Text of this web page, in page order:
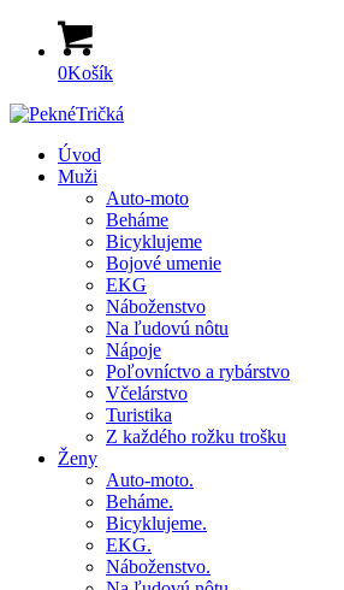
0Košík
Úvod
Muži
Auto-moto
Beháme
Bicyklujeme
Bojové umenie
EKG
Náboženstvo
Na ľudovú nôtu
Nápoje
Poľovníctvo a rybárstvo
Včelárstvo
Turistika
Z každého rožku trošku
Ženy
Auto-moto.
Beháme.
Bicyklujeme.
EKG.
Náboženstvo.